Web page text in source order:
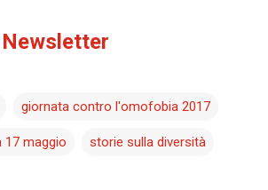
giornata contro l'omofobia 2017
maggio storie sulla diversità